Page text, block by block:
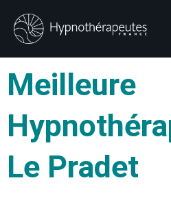
Meilleure
Le Pradet